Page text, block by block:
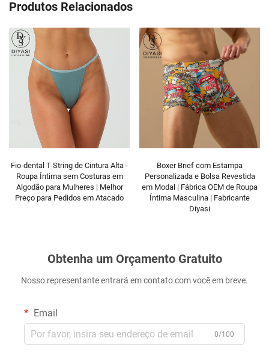
Produtos Relacionados
Fio-dental T-String de Cintura Alta -
Roupa Íntima sem Costuras em
Algodão para Mulheres | Melhor
Preço para Pedidos em Atacado
Boxer Brief com Estampa
Personalizada e Bolsa Revestida
em Modal | Fábrica OEM de Roupa
Íntima Masculina | Fabricante
Diyasi
Obtenha um Orçamento Gratuito
Nosso representante entrará em contato com você em breve.
Email
0/100